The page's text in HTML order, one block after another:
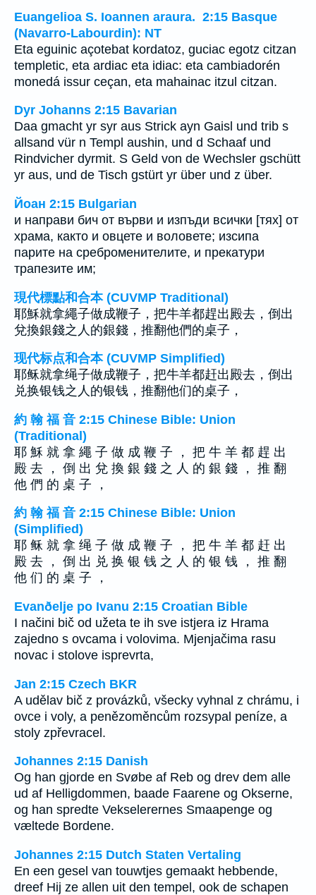
Euangelioa S. Ioannen araura. 2:15 Basque
(Navarro-Labourdin): NT
Eta eguinic açotebat kordatoz, guciac egotz citzan
templetic, eta ardiac eta idiac: eta cambiadorén
monedá issur ceçan, eta mahainac itzul citzan.
Dyr Johanns 2:15 Bavarian
Daa gmacht yr syr aus Strick ayn Gaisl und trib s
allsand vür n Templ aushin, und d Schaaf und
Rindvicher dyrmit. S Geld von de Wechsler gschütt
yr aus, und de Tisch gstürt yr über und z über.
Йоан 2:15 Bulgarian
и направи бич от върви и изпъди всички [тях] от
храма, както и овцете и воловете; изсипа
парите на среброменителите, и прекатури
трапезите им;
現代標點和合本 (CUVMP Traditional)
耶穌就拿繩子做成鞭子，把牛羊都趕出殿去，倒出
兌換銀錢之人的銀錢，推翻他們的桌子，
现代标点和合本 (CUVMP Simplified)
耶稣就拿绳子做成鞭子，把牛羊都赶出殿去，倒出
兑换银钱之人的银钱，推翻他们的桌子，
約 翰 福 音 2:15 Chinese Bible: Union
(Traditional)
耶 穌 就 拿 繩 子 做 成 鞭 子 ， 把 牛 羊 都 趕 出
殿 去 ， 倒 出 兌 換 銀 錢 之 人 的 銀 錢 ， 推 翻
他 們 的 桌 子 ，
約 翰 福 音 2:15 Chinese Bible: Union
(Simplified)
耶 稣 就 拿 绳 子 做 成 鞭 子 ， 把 牛 羊 都 赶 出
殿 去 ， 倒 出 兑 换 银 钱 之 人 的 银 钱 ， 推 翻
他 们 的 桌 子 ，
Evanðelje po Ivanu 2:15 Croatian Bible
I načini bič od užeta te ih sve istjera iz Hrama
zajedno s ovcama i volovima. Mjenjačima rasu
novac i stolove isprevrta,
Jan 2:15 Czech BKR
A udělav bič z provázků, všecky vyhnal z chrámu, i
ovce i voly, a penězoměncům rozsypal peníze, a
stoly zpřevracel.
Johannes 2:15 Danish
Og han gjorde en Svøbe af Reb og drev dem alle
ud af Helligdommen, baade Faarene og Okserne,
og han spredte Vekselerernes Smaapenge og
væltede Bordene.
Johannes 2:15 Dutch Staten Vertaling
En een gesel van touwtjes gemaakt hebbende,
dreef Hij ze allen uit den tempel, ook de schapen